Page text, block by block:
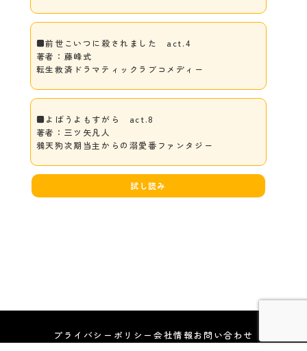
■前世こいつに殺されました act.4
著者：藤峰式
転生救済ドラマティックラブコメディー
■よばうよもすがら act.8
著者：三ツ矢凡人
鴉天狗次期当主からの溺愛番ファンタジー
試し読み
プライバシーポリシー 会社情報お問い合わせ